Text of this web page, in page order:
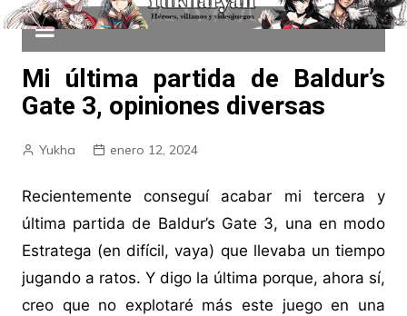
Mi última partida de Baldur’s
Gate 3, opiniones diversas
Yukha enero 12, 2024
Recientemente conseguí acabar mi tercera y
última partida de Baldur’s Gate 3, una en modo
Estratega (en difícil, vaya) que llevaba un tiempo
jugando a ratos. Y digo la última porque, ahora sí,
creo que no explotaré más este juego en una